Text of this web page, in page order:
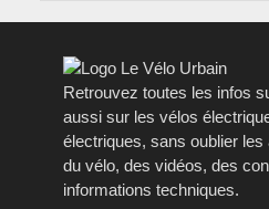
Retrouvez toutes les infos
aussi sur les vélos
électriques, sans oublier
du vélo, des vidéos, des
informations techniques.